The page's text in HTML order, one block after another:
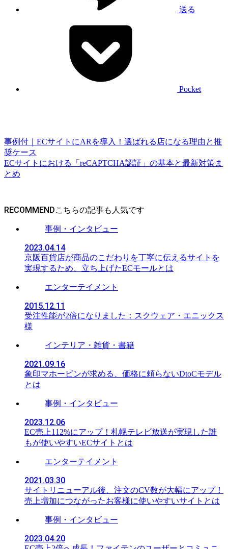
送る
Pocket
事例付｜ECサイトにARを導入！選ばれる店になる理由と推
奨ケース
ECサイトにおける「reCAPTCHA認証」の基本と最新対策ま
とめ
RECOMMEND
事例・インタビュー
2023.04.14
京阪百貨店が商品のこだわりを丁寧に伝えるサイトを
実現するため、立ち上げたECモールとは
エンターテイメント
2015.12.11
受注性能が2倍になりました：スクウェア・エニックス
様
インテリア・雑貨・書籍
2021.09.16
象印マホービンが求める、価格に頼らないDtoCモデル
とは
事例・インタビュー
2023.12.06
EC売上112%にアップ！札幌テレビ放送が実現した誰
もが使いやすいECサイトとは
エンターテイメント
2021.03.30
サイトリニューアル後、注文のCV数が大幅にアップ！
売上増加につながったお客様に使いやすいサイトとは
事例・インタビュー
2023.04.20